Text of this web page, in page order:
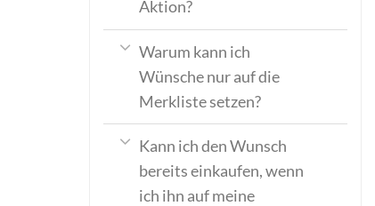
Aktion?
Warum kann ich
Wünsche nur auf die
Merkliste setzen?
Kann ich den Wunsch
bereits einkaufen, wenn
ich ihn auf meine